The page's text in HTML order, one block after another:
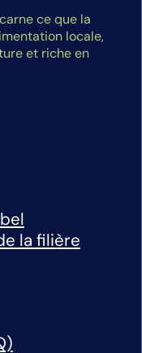
ce que la
locale,
et riche en
la filière